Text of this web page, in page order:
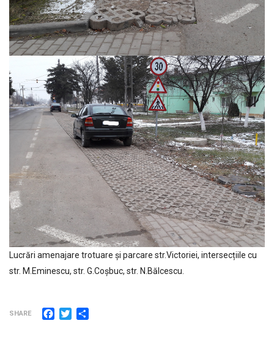
Lucrări amenajare trotuare și parcare str.Victoriei, intersecțiile cu
str. M.Eminescu, str. G.Coșbuc, str. N.Bălcescu.
SHARE Facebook
Twitter